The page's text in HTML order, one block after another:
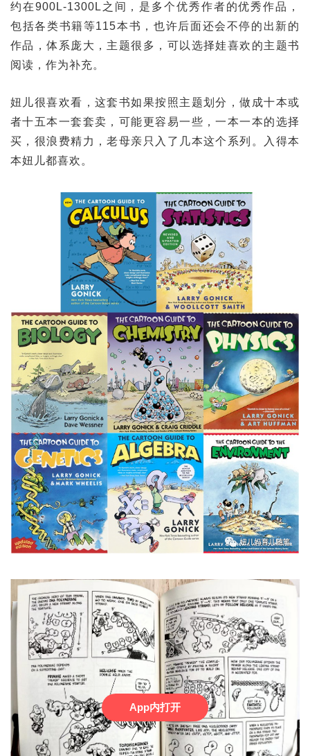
约在900L-1300L之间，是多个优秀作者的优秀作品，
包括各类书籍等115本书，也许后面还会不停的出新的
作品，体系庞大，主题很多，可以选择娃喜欢的主题书
阅读，作为补充。
妞儿很喜欢看，这套书如果按照主题划分，做成十本或
者十五本一套套卖，可能更容易一些，一本一本的选择
买，很浪费精力，老母亲只入了几本这个系列。入得本
本妞儿都喜欢。
App内打开